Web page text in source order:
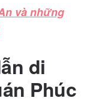
và những
di
Phúc